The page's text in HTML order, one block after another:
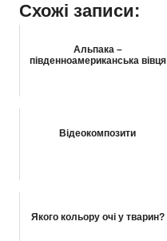
Схожі записи:
Альпака –
південноамериканська вівця
Відеокомпозити
Якого кольору очі у тварин?